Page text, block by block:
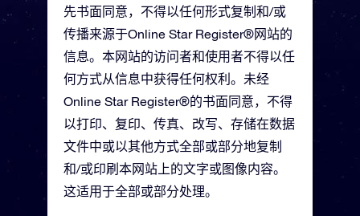
先书面同意，不得以任何形式复制和/或
传播来源于Online Star Register®网站的
信息。本网站的访问者和使用者不得以任
何方式从信息中获得任何权利。未经
Online Star Register®的书面同意，不得
以打印、复印、传真、改写、存储在数据
文件中或以其他方式全部或部分地复制
和/或印刷本网站上的文字或图像内容。
这适用于全部或部分处理。